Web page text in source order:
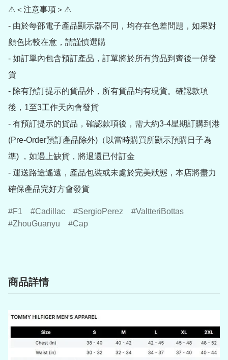
⚠＜注意事項＞⚠
- 由於每部電子產品顯示器不同，均存在色差問題，如果對
顏色比較在意，請謹慎選購
- 如訂單內包含預訂產品，訂單將於所有貨品到齊後一併發
貨
- 除有預訂提示的貨品外，所有貨品均有現貨。確認款項
後，1至3工作天內會發貨
- 有預訂提示的貨品，確認款項後，需大約3-4星期訂購到港
(Pre-Order預訂產品除外)（以當時購買所顯示預購日子為
準) ，如遇上缺貨，將退還已付訂金
- 運送路途遙遠，產品包裝或未處於完美狀態，本店將盡力
確保產品完好方會發貨
F1 Cadillac SergioPerez
ValtteriBottas
ZhouGuanyu
Cap
商品詳情